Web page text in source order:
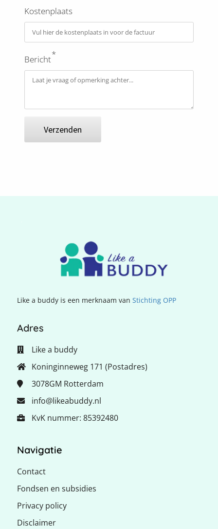
Kostenplaats
Bericht*
Verzenden
Like a buddy is een merknaam van Stichting OPP
Adres
Like a buddy
Koninginneweg 171 (Postadres)
3078GM Rotterdam
info@likeabuddy.nl
KvK nummer: 85392480
Navigatie
Contact
Fondsen en subsidies
Privacy policy
Disclaimer